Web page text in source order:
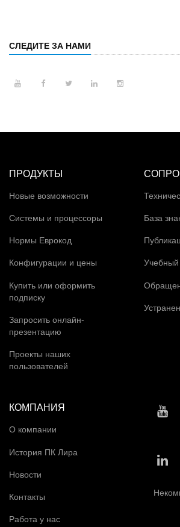
СЛЕДИТЕ ЗА НАМИ
ПРОДУКТЫ
Новые возможности
Системы и процессоры
Нормы Еврокод
Конфигурации и цены
Купить или оформить
подписку
Запросить онлайн-
презентацию
Проекты наших
пользователей
База
КОМПАНИЯ
О компании
История ПК Лира
Новости
Контакты
Работа у нас